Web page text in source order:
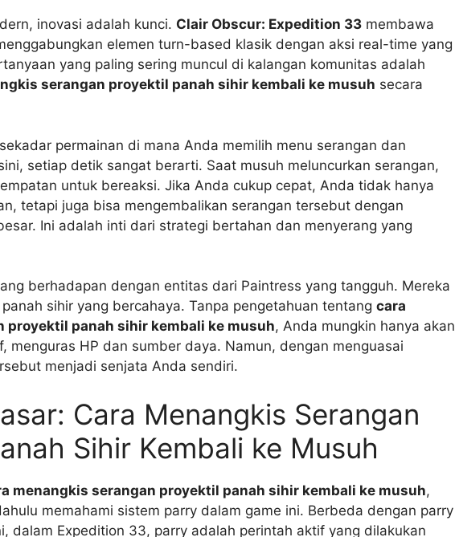
inovasi adalah kunci. Clair Obscur: Expedition 33 membawa
elemen turn-based klasik dengan aksi real-time yang
yang paling sering muncul di kalangan komunitas adalah
serangan proyektil panah sihir kembali ke musuh secara
permainan di mana Anda memilih menu serangan dan
setiap detik sangat berarti. Saat musuh meluncurkan serangan,
untuk bereaksi. Jika Anda cukup cepat, Anda tidak hanya
tetapi juga bisa mengembalikan serangan tersebut dengan
Ini adalah inti dari strategi bertahan dan menyerang yang
berhadapan dengan entitas dari Paintress yang tangguh. Mereka
sihir yang bercahaya. Tanpa pengetahuan tentang cara
proyektil panah sihir kembali ke musuh, Anda mungkin hanya akan
menguras HP dan sumber daya. Namun, dengan menguasai
menjadi senjata Anda sendiri.
Cara Menangkis Serangan
Sihir Kembali ke Musuh
menangkis serangan proyektil panah sihir kembali ke musuh,
memahami sistem parry dalam game ini. Berbeda dengan parry
dalam Expedition 33, parry adalah perintah aktif yang dilakukan